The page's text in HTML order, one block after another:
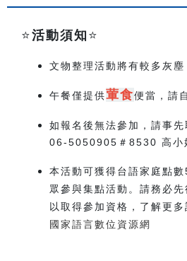
⭐️活動須知 ⭐️
文物整理活動將有較多灰塵
午餐僅提供葷食便當，請
如報名後無法參加，請事
06-5050905＃8530 高小
本活動可獲得台語家庭點
眾參與集點活動。請務必
以取得參加資格，了解更
國家語言數位資源網